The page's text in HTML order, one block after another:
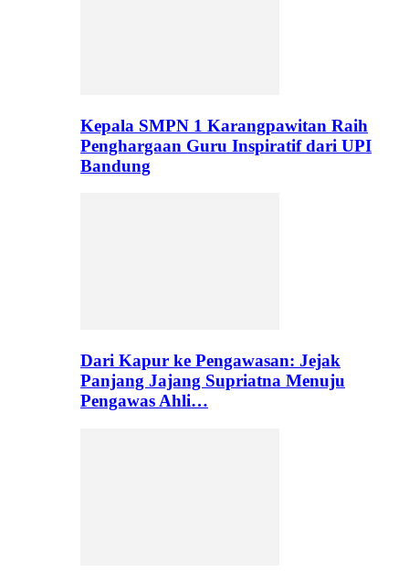
Kepala SMPN 1 Karangpawitan Raih
Penghargaan Guru Inspiratif dari UPI
Bandung
Dari Kapur ke Pengawasan: Jejak
Panjang Jajang Supriatna Menuju
Pengawas Ahli…